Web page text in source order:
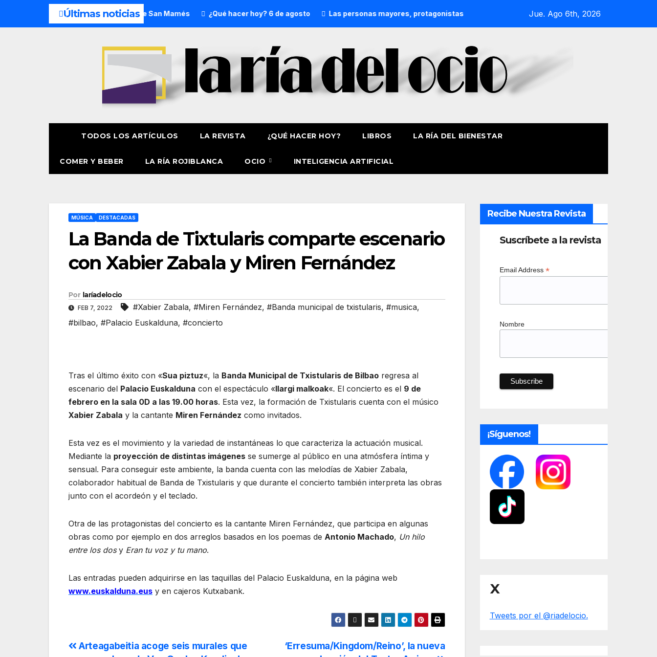
Últimas noticias
celebra la festividad de San Mamés ¿Qué hacer hoy? 6 de agosto Las personas mayores, protagonistas en Aste Nagusia con actividades especiales y un día
Jue. Ago 6th, 2026
TODOS LOS ARTÍCULOS LA REVISTA ¿QUÉ HACER HOY? LIBROS LA RÍA DEL BIENESTAR
COMER Y BEBER LA RÍA ROJIBLANCA OCIO INTELIGENCIA ARTIFICIAL
MÚSICA DESTACADAS
La Banda de Tixtularis comparte escenario
con Xabier Zabala y Miren Fernández
Por laríadelocio
FEB 7, 2022 #Xabier Zabala, #Miren Fernández, #Banda municipal de txistularis, #musica,
#bilbao, #Palacio Euskalduna, #concierto
Tras el último éxito con «Sua piztuz«, la Banda Municipal de Txistularis de Bilbao regresa al
escenario del Palacio Euskalduna con el espectáculo «Ilargi malkoak«. El concierto es el 9 de
febrero en la sala 0D a las 19.00 horas. Esta vez, la formación de Txistularis cuenta con el músico
Xabier Zabala y la cantante Miren Fernández como invitados.
Esta vez es el movimiento y la variedad de instantáneas lo que caracteriza la actuación musical.
Mediante la proyección de distintas imágenes se sumerge al público en una atmósfera íntima y
sensual. Para conseguir este ambiente, la banda cuenta con las melodías de Xabier Zabala,
colaborador habitual de Banda de Txistularis y que durante el concierto también interpreta las obras
junto con el acordeón y el teclado.
Otra de las protagonistas del concierto es la cantante Miren Fernández, que participa en algunas
obras como por ejemplo en dos arreglos basados en los poemas de Antonio Machado, Un hilo
entre los dosy Eran tu voz y tu mano.
Las entradas pueden adquirirse en las taquillas del Palacio Euskalduna, en la página web
www.euskalduna.eus y en cajeros Kutxabank.
‘Erresuma/Kingdom/Reino’, la nueva
Arteagabeitia acoge seis murales que
Recibe Nuestra Revista
Suscríbete a la revista
Email Address *
Nombre
¡Síguenos!
X
Tweets por el @riadelocio.